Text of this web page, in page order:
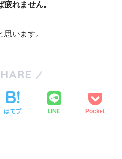
れません。
います。
はてブ LINE Pocket